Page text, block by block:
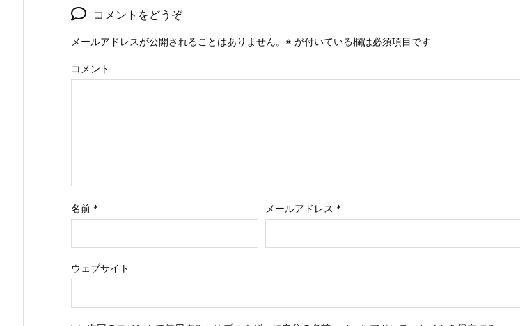
コメントをどうぞ
メールアドレスが公開されることはありません。 ※ が付いている欄は必須項目です
コメント
名前 * メールアドレス *
ウェブサイト